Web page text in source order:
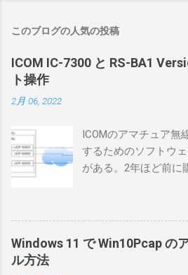
このブログの人気の投稿
ICOM IC-7300 と RS-BA1
ト操作
2月 06, 2022
ICOMのアマチュア無
するためのソフトウ
がある。2年ほど前に
としているので、リ
線局構築のために、
にした。 市販のソフ
くだろうと思ったの
Windows 11 で Win10Pcap の
ル方法